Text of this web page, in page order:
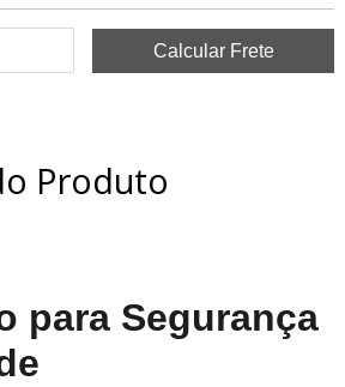
Produto
para Segurança